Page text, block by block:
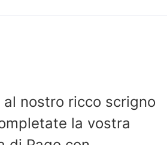
al nostro ricco scrigno
la vostra